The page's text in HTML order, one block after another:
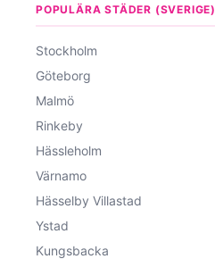
POPULÄRA STÄDER (SVERIGE)
Stockholm
Göteborg
Malmö
Rinkeby
Hässleholm
Värnamo
Hässelby Villastad
Ystad
Kungsbacka